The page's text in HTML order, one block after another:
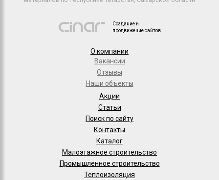
Создание и
продвижение сайтов
О компании
Вакансии
Отзывы
Наши объекты
Акции
Статьи
Поиск по сайту
Контакты
Каталог
Малоэтажное строительство
Промышленное строительство
Теплоизоляция